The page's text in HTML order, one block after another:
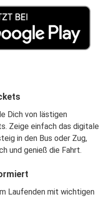
Dich von lästigen
Zeige einfach das digitale
in den Bus oder Zug,
und genieß die Fahrt.
Laufenden mit wichtigen